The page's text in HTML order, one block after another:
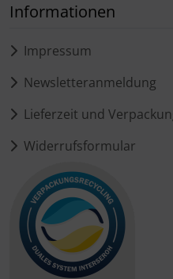
Informationen
Impressum
Newsletteranmeldung
Lieferzeit und
Widerrufsformular